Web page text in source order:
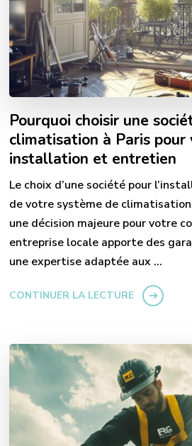
Pourquoi choisir une
climatisation à Paris pour
installation et entretien
Le choix d’une société pour
de votre système de
une décision majeure pour votre
entreprise locale apporte des
une expertise adaptée aux …
CONTINUER LA LECTURE